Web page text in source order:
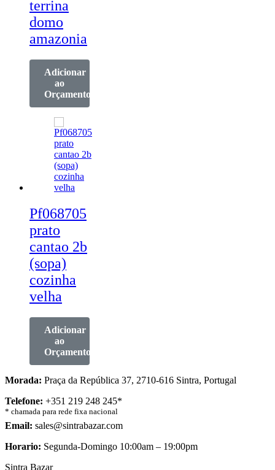
terrina
domo
amazonia
Adicionar
ao
Orçamento
Pf068705
prato
cantao 2b
(sopa)
cozinha
velha
Adicionar
ao
Orçamento
Morada: Praça da República 37, 2710-616 Sintra, Portugal
Telefone: +351 219 248 245*
* chamada para rede fixa nacional
Email: sales@sintrabazar.com
Horario: Segunda-Domingo 10:00am – 19:00pm
Sintra Bazar